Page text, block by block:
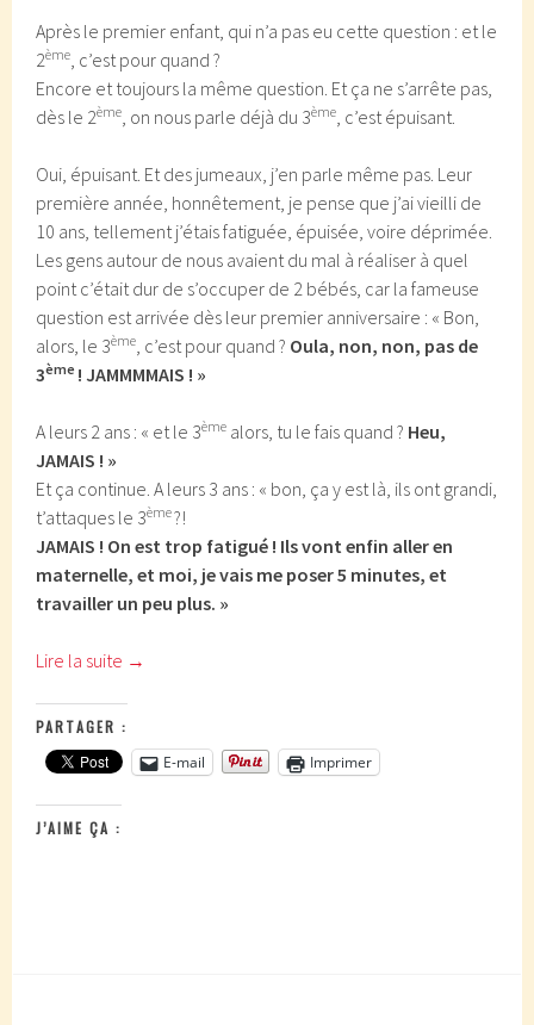
Après le premier enfant, qui n’a pas eu cette question : et le
2ème, c’est pour quand ?
Encore et toujours la même question. Et ça ne s’arrête pas,
dès le 2ème, on nous parle déjà du 3ème, c’est épuisant.
Oui, épuisant. Et des jumeaux, j’en parle même pas. Leur
première année, honnêtement, je pense que j’ai vieilli de
10 ans, tellement j’étais fatiguée, épuisée, voire déprimée.
Les gens autour de nous avaient du mal à réaliser à quel
point c’était dur de s’occuper de 2 bébés, car la fameuse
question est arrivée dès leur premier anniversaire : « Bon,
alors, le 3ème, c’est pour quand ? Oula, non, non, pas de
3ème ! JAMMMMAIS ! »
A leurs 2 ans : « et le 3ème alors, tu le fais quand ? Heu,
JAMAIS ! »
Et ça continue. A leurs 3 ans : « bon, ça y est là, ils ont grandi,
t’attaques le 3ème?!
JAMAIS ! On est trop fatigué ! Ils vont enfin aller en
maternelle, et moi, je vais me poser 5 minutes, et
travailler un peu plus. »
Lire la suite →
PARTAGER :
E-mail
Imprimer
J’AIME ÇA :